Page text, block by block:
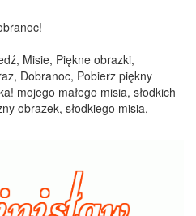
Misie, Piękne obrazki,
Dobranoc, Pobierz piękny
mojego małego misia, słodkich
obrazek, słodkiego misia,